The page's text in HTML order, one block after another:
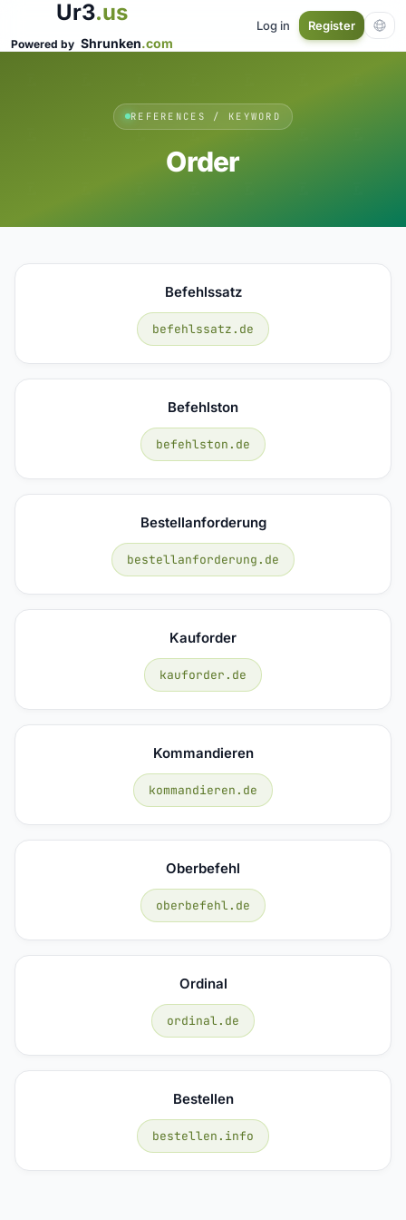
Ur3.us
Powered by Shrunken.com
Log in Register
REFERENCES / KEYWORD
Order
Befehlssatz
befehlssatz.de
Befehlston
befehlston.de
Bestellanforderung
bestellanforderung.de
Kauforder
kauforder.de
Kommandieren
kommandieren.de
Oberbefehl
oberbefehl.de
Ordinal
ordinal.de
Bestellen
bestellen.info